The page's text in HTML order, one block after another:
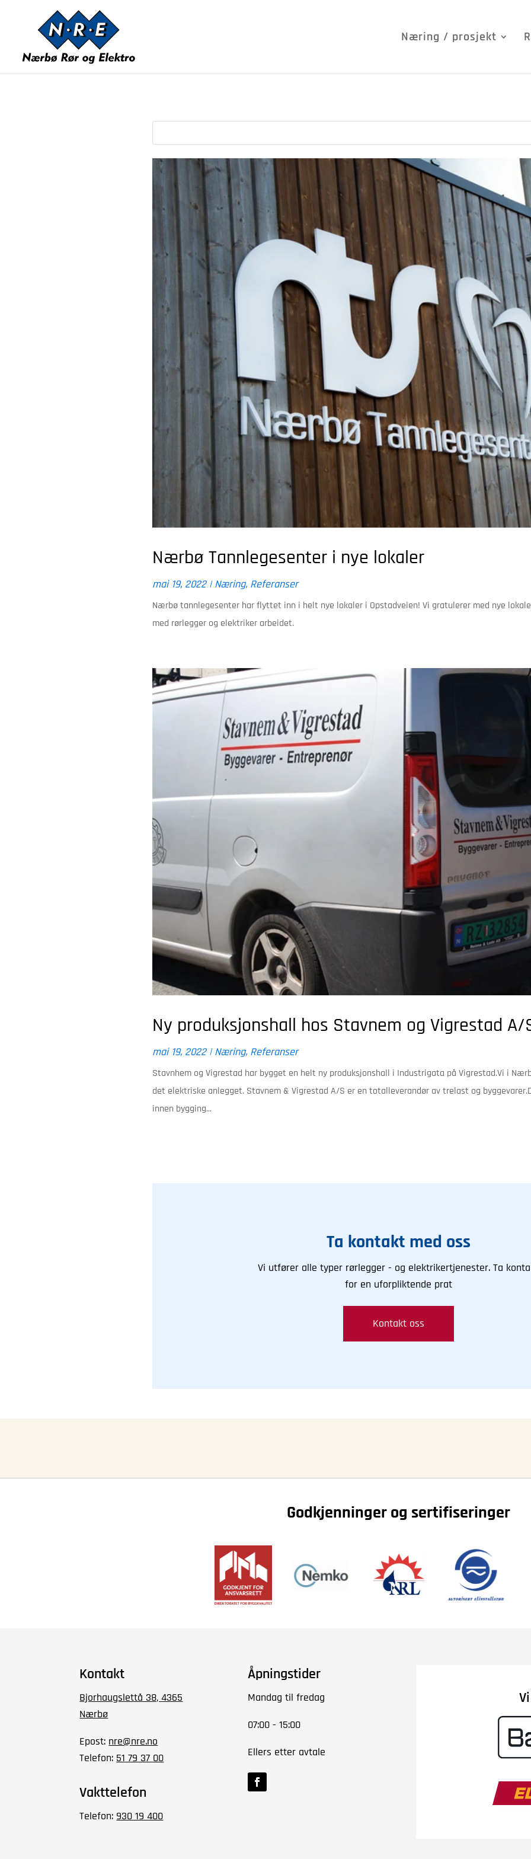
Næring / prosjekt
Nærbø Tannlegesenter i nye lokaler
mai 19, 2022|Næring, Referanser
Nærbø tannlegesenter har flyttet inn i helt nye lokaler i Opstadveien! Vi gratulerer med nye
med rørlegger og elektriker arbeidet.
Ny produksjonshall hos Stavnem og Vigrestad A/
mai 19, 2022|Næring, Referanser
Stavnhem og Vigrestad har bygget en helt ny produksjonshall i Industrigata på Vigrestad.Vi i
det elektriske anlegget. Stavnem & Vigrestad A/S er en totalleverandør av trelast og
innen bygging...
Ta kontakt med oss
Vi utfører alle typer rørlegger - og elektrikertjenester. Ta
for en uforpliktende prat
Kontakt oss
Godkjenninger og sertifiseringer
Kontakt
Bjorhaugslettå 38, 4365
Nærbø
Epost: nre@nre.no
Telefon: 51 79 37 00
Vakttelefon
Telefon: 930 19 400
Åpningstider
Mandag til fredag
07:00 - 15:00
Ellers etter avtale